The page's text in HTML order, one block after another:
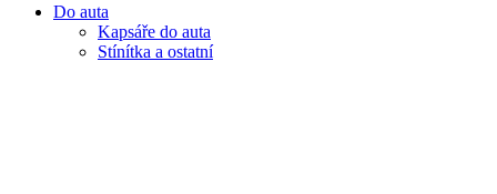
Do auta
Kapsáře do auta
Stínítka a ostatní